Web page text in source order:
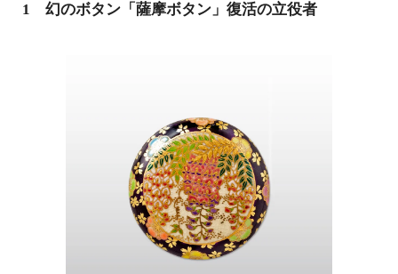
1 幻のボタン「薩摩ボタン」復活の立役者